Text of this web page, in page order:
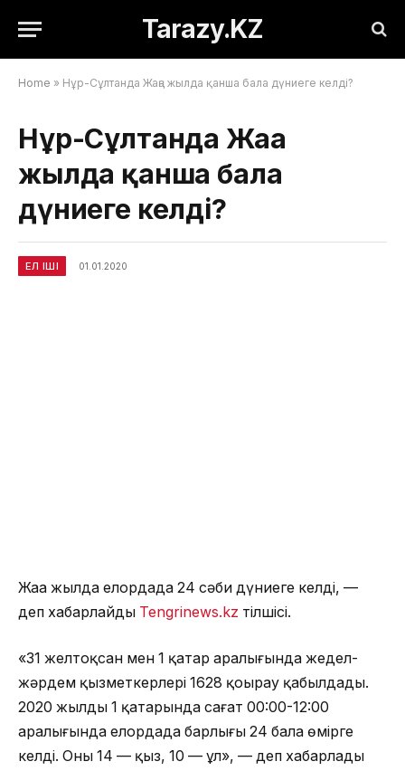
Tarazy.KZ
Home » Нұр-Сұлтанда Жаңа жылда қанша бала дүниеге келді?
Нұр-Сұлтанда Жаңа
жылда қанша бала
дүниеге келді?
ЕЛ ІШІ 01.01.2020
Жаңа жылда елордада 24 сәби дүниеге келді, —
деп хабарлайды Tengrinews.kz тілшісі.
«31 желтоқсан мен 1 қаңтар аралығында жедел-
жәрдем қызметкерлері 1628 қоңырау қабылдады.
2020 жылдың 1 қаңтарында сағат 00:00-12:00
аралығында елордада барлығы 24 бала өмірге
келді. Оның 14 — қыз, 10 — ұл», — деп хабарлады